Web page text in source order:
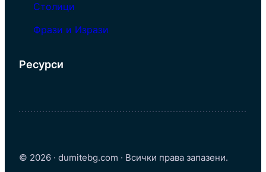
Столици
Фрази и Изрази
Ресурси
© 2026 · dumitebg.com · Всички права запазени.